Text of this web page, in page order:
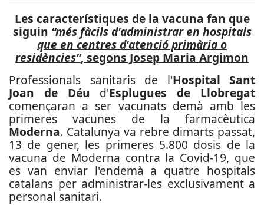
Les característiques de la vacuna fan que
siguin “més fàcils d'administrar en hospitals
que en centres d'atenció primària o
residències”, segons Josep Maria Argimon
Professionals sanitaris de l'Hospital Sant
Joan de Déu d'Esplugues de Llobregat
començaran a ser vacunats demà amb les
primeres vacunes de la farmacèutica
Moderna. Catalunya va rebre dimarts passat,
13 de gener, les primeres 5.800 dosis de la
vacuna de Moderna contra la Covid-19, que
es van enviar l'endemà a quatre hospitals
catalans per administrar-les exclusivament a
personal sanitari.